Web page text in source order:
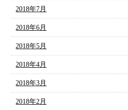
2018年7月
2018年6月
2018年5月
2018年4月
2018年3月
2018年2月